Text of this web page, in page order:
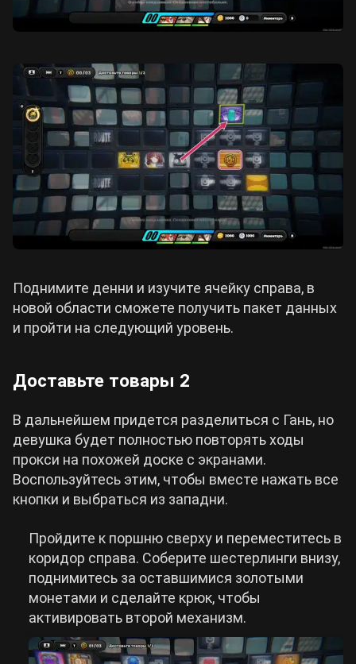
Поднимите денни и изучите ячейку справа, в
новой области сможете получить пакет данных
и пройти на следующий уровень.
Доставьте товары 2
В дальнейшем придется разделиться с Гань, но
девушка будет полностью повторять ходы
прокси на похожей доске с экранами.
Воспользуйтесь этим, чтобы вместе нажать все
кнопки и выбраться из западни.
Пройдите к поршню сверху и переместитесь в
коридор справа. Соберите шестерлинги внизу,
поднимитесь за оставшимися золотыми
монетами и сделайте крюк, чтобы
активировать второй механизм.